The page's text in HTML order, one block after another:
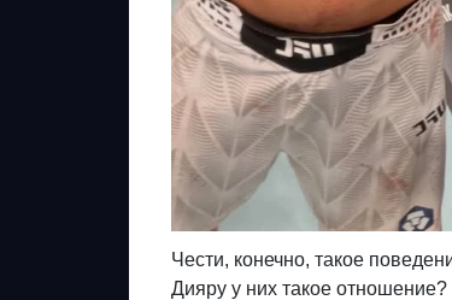
Чести, конечно, такое
Дияру у них такое